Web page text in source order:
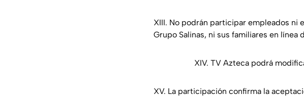
XIII. No podrán participar empleados ni
Grupo Salinas, ni sus familiares en línea
XIV. TV Azteca podrá
XV. La participación confirma la